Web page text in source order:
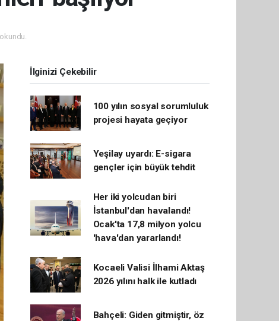
İlginizi Çekebilir
100 yılın sosyal sorumluluk
projesi hayata geçiyor
Yeşilay uyardı: E-sigara
gençler için büyük tehdit
Her iki yolcudan biri
İstanbul'dan havalandı!
Ocak'ta 17,8 milyon yolcu
'hava'dan yararlandı!
Kocaeli Valisi İlhami Aktaş
2026 yılını halk ile kutladı
Bahçeli: Giden gitmiştir, öz